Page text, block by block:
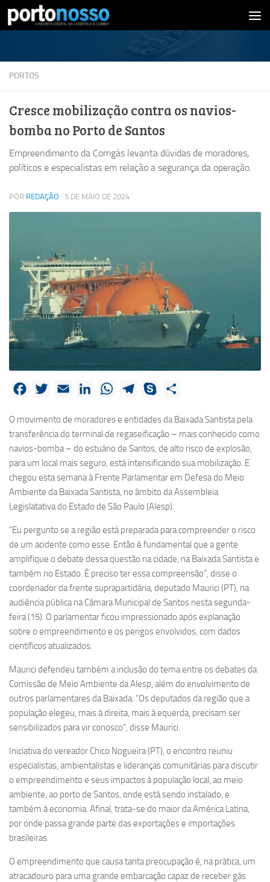
Skip to content
PORTOS
Cresce mobilização contra os navios-
bomba no Porto de Santos
Empreendimento da Comgás levanta dúvidas de moradores,
políticos e especialistas em relação a segurança da operação.
POR REDAÇÃO · 5 DE MAIO DE 2024
Facebook
Twitter Email LinkedInWhatsAppTelegram
Skype
O movimento de moradores e entidades da Baixada Santista pela
transferência do terminal de regaseificação – mais conhecido como
navios-bomba – do estuário de Santos, de alto risco de explosão,
para um local mais seguro, está intensificando sua mobilização. E
chegou esta semana à Frente Parlamentar em Defesa do Meio
Ambiente da Baixada Santista, no âmbito da Assembleia
Legislatativa do Estado de São Paulo (Alesp).
“Eu pergunto se a região está preparada para compreender o risco
de um acidente como esse. Então é fundamental que a gente
amplifique o debate dessa questão na cidade, na Baixada Santista e
também no Estado. É preciso ter essa compreensão”, disse o
coordenador da frente suprapartidária, deputado Maurici (PT), na
audiência pública na Câmara Municipal de Santos nesta segunda-
feira (15). O parlamentar ficou impressionado após explanação
sobre o empreendimento e os perigos envolvidos, com dados
científicos atualizados.
Maurici defendeu também a inclusão do tema entre os debates da
Comissão de Meio Ambiente da Alesp, além do envolvimento de
outros parlamentares da Baixada. “Os deputados da região que a
população elegeu, mais à direita, mais à equerda, precisam ser
sensibilizados para vir conosco”, disse Maurici.
Iniciativa do vereador Chico Nogueira (PT), o encontro reuniu
especialistas, ambientalistas e lideranças comunitárias para discutir
o empreendimento e seus impactos à população local, ao meio
ambiente, ao porto de Santos, onde está sendo instalado, e
também à economia. Afinal, trata-se do maior da América Latina,
por onde passa grande parte das exportações e importações
brasileiras.
O empreendimento que causa tanta preocupação é, na prática, um
atracadouro para uma grande embarcação capaz de receber gás